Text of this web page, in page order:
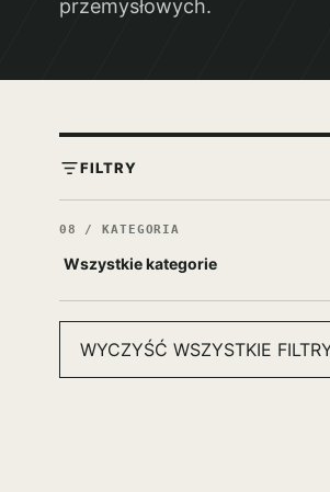
przemysłowych.
FILTRY
08 / KATEGORIA
WYCZYŚĆ WSZYSTKIE